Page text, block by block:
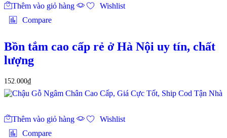
Thêm vào giỏ hàng
Wishlist
Compare
Bồn tắm cao cấp rẻ ở Hà Nội uy tín, chất
lượng
152.000₫
Thêm vào giỏ hàng
Wishlist
Compare